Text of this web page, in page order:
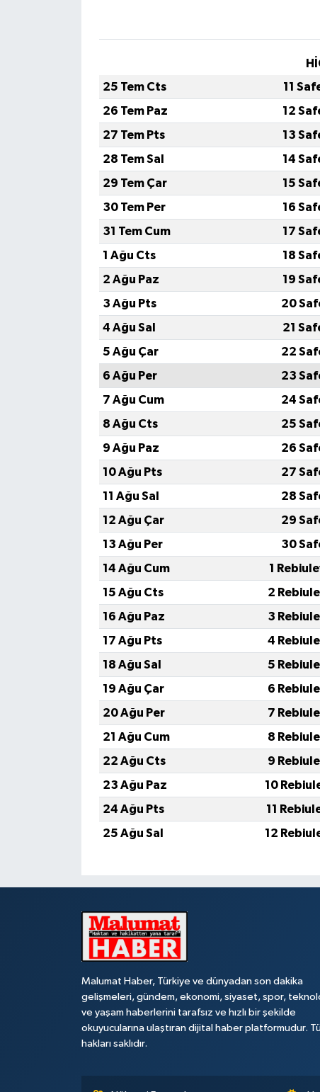
25 Tem Cts
11
26 Tem Paz
12
27 Tem Pts
13
28 Tem Sal
14
29 Tem Çar
15
30 Tem Per
16
31 Tem Cum
17
1 Ağu Cts
18
2 Ağu Paz
19
3 Ağu Pts
20
4 Ağu Sal
21
5 Ağu Çar
22
6 Ağu Per
23
7 Ağu Cum
24
8 Ağu Cts
25
9 Ağu Paz
26
10 Ağu Pts
27
11 Ağu Sal
28
12 Ağu Çar
29
13 Ağu Per
30
14 Ağu Cum
1
15 Ağu Cts
2
16 Ağu Paz
3
17 Ağu Pts
4
18 Ağu Sal
5
19 Ağu Çar
6
20 Ağu Per
7
21 Ağu Cum
8
22 Ağu Cts
9
23 Ağu Paz
10
24 Ağu Pts
11
25 Ağu Sal
12
Malumat Haber, Türkiye ve dünyadan son dakika
gelişmeleri, gündem, ekonomi, siyaset, spor,
ve yaşam haberlerini tarafsız ve hızlı bir şekilde
okuyucularına ulaştıran dijital haber platformudur.
hakları saklıdır.